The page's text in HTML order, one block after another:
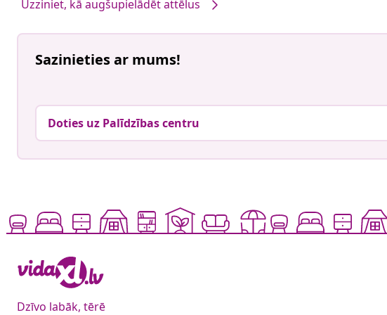
Uzziniet, kā augšupielādēt attēlus
Sazinieties ar mums!
Doties uz Palīdzības centru
Dzīvo labāk, tērē